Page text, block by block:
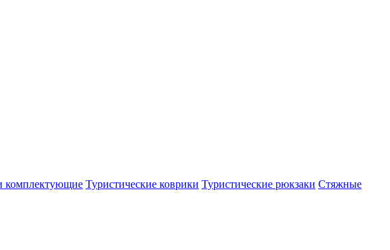
комплектующие Туристические коврики Туристические рюкзаки Стяжные